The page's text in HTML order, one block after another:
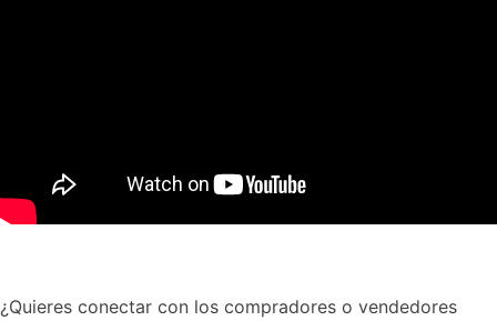
¿Quieres conectar con los compradores o vendedores